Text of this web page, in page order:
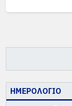
ΗΜΕΡΟΛΟΓΙΟ